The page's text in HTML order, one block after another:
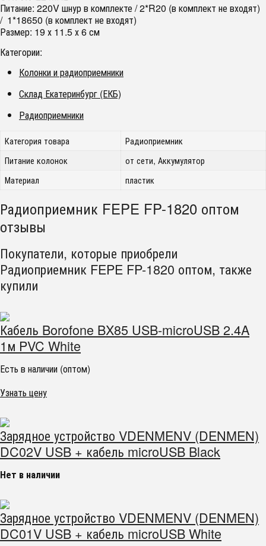
Питание: 220V шнур в комплекте / 2*R20 (в комплект не входят)
/ 1*18650 (в комплект не входят)
Размер: 19 х 11.5 х 6 см
Категории:
Колонки и радиоприемники
Склад Екатеринбург (ЕКБ)
Радиоприемники
Категория товара
Радиоприемник
Питание колонок
от сети, Аккумулятор
Материал
пластик
Радиоприемник FEPE FP-1820 оптом
отзывы
Покупатели, которые приобрели
Радиоприемник FEPE FP-1820 оптом, также
купили
Кабель Borofone BX85 USB-microUSB 2.4A
1м PVC White
Есть в наличии (оптом)
Узнать цену
Зарядное устройство VDENMENV (DENMEN)
DC02V USB + кабель microUSB Black
Нет в наличии
Зарядное устройство VDENMENV (DENMEN)
DC01V USB + кабель microUSB White